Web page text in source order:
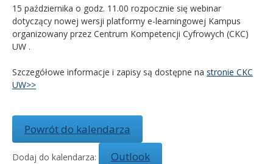
Kandydat
Absolwent
15 października o godz. 11.00 rozpocznie się webinar
dotyczący nowej wersji platformy e-learningowej Kampus
organizowany przez Centrum Kompetencji Cyfrowych (CKC)
UW .
Szczegółowe informacje i zapisy są dostępne na stronie CKC
UW>>
Powrót do kalendarza
Dodaj do kalendarza:
Outlook